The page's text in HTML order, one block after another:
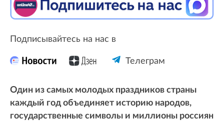
Подписывайтесь на нас в
Телеграм
Один из самых молодых праздников страны
каждый год объединяет историю народов,
государственные символы и миллионы россиян